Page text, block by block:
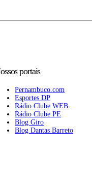
portais
Pernambuco.com
Esportes DP
Rádio Clube WEB
Rádio Clube PE
Blog Giro
Blog Dantas Barreto